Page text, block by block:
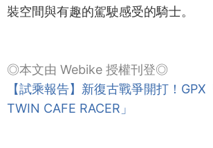
裝空間與有趣的駕駛感受的騎士。
◎本文由 Webike 授權刊登◎
【試乘報告】新復古戰爭開打！
TWIN CAFE RACER」